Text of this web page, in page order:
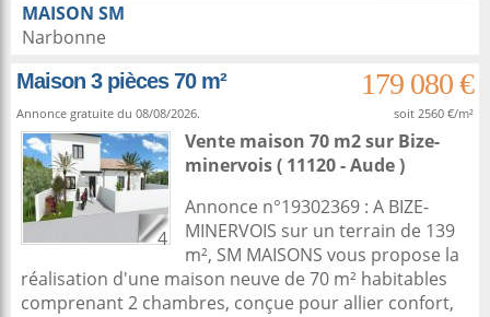
MAISON SM
Narbonne
Maison 3 pièces 70 m²
179 080 €
Annonce gratuite du 08/08/2026. soit 2560 €/m²
4
Vente maison 70 m2sur Bize-
minervois( 11120 - Aude )
Annonce n°19302369 : A BIZE-
MINERVOIS sur un terrain de 139
m², SM MAISONS vous propose la
réalisation d'une maison neuve de 70 m² habitables
comprenant 2 chambres, conçue pour allier confort,